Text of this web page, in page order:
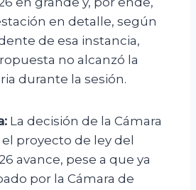
en detalle, según
de esa instancia,
no alcanzó la
durante la sesión.
La decisión de la Cámara
proyecto de ley del
avance, pese a que ya
por la Cámara de